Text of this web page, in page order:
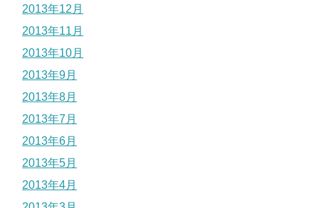
2013年12月
2013年11月
2013年10月
2013年9月
2013年8月
2013年7月
2013年6月
2013年5月
2013年4月